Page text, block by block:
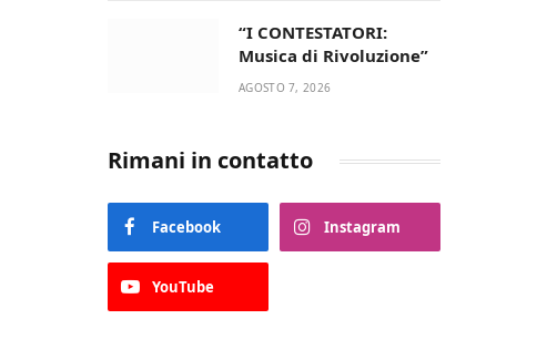
“I CONTESTATORI:
Musica di Rivoluzione”
AGOSTO 7, 2026
Rimani in contatto
Facebook Instagram
YouTube